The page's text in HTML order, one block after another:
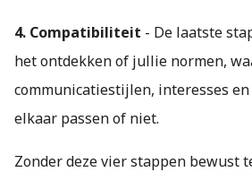
4. Compatibiliteit - De laatste
het ontdekken of jullie normen,
communicatiestijlen, interesses
elkaar passen of niet.
Zonder deze vier stappen bewust